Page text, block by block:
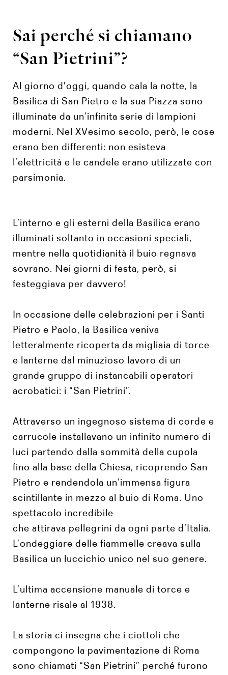
Sai perché si chiamano
“San Pietrini”?
Al giorno d'oggi, quando cala la notte, la
Basilica di San Pietro e la sua Piazza sono
illuminate da un’infinita serie di lampioni
moderni. Nel XVesimo secolo, però, le cose
erano ben differenti: non esisteva
l’elettricità e le candele erano utilizzate con
parsimonia.
L’interno e gli esterni della Basilica erano
illuminati soltanto in occasioni speciali,
mentre nella quotidianità il buio regnava
sovrano. Nei giorni di festa, però, si
festeggiava per davvero!
In occasione delle celebrazioni per i Santi
Pietro e Paolo, la Basilica veniva
letteralmente ricoperta da migliaia di torce
e lanterne dal minuzioso lavoro di un
grande gruppo di instancabili operatori
acrobatici: i “San Pietrini”.
Attraverso un ingegnoso sistema di corde e
carrucole installavano un infinito numero di
luci partendo dalla sommità della cupola
fino alla base della Chiesa, ricoprendo San
Pietro e rendendola un’immensa figura
scintillante in mezzo al buio di Roma. Uno
spettacolo incredibile
che attirava pellegrini da ogni parte d’Italia.
L’ondeggiare delle fiammelle creava sulla
Basilica un luccichio unico nel suo genere.
L’ultima accensione manuale di torce e
lanterne risale al 1938.
La storia ci insegna che i ciottoli che
compongono la pavimentazione di Roma
sono chiamati “San Pietrini” perché furono